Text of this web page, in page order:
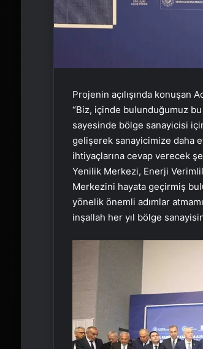
Projenin açılışında konuşan
“Biz, içinde bulunduğumuz bu
sayesinde bölge sanayicisi
gelişerek sanayicimize daha
ihtiyaçlarına cevap verecek
Yenilik Merkezi, Enerji
Merkezini hayata geçirmiş
yönelik önemli adımlar
inşallah her yıl bölge